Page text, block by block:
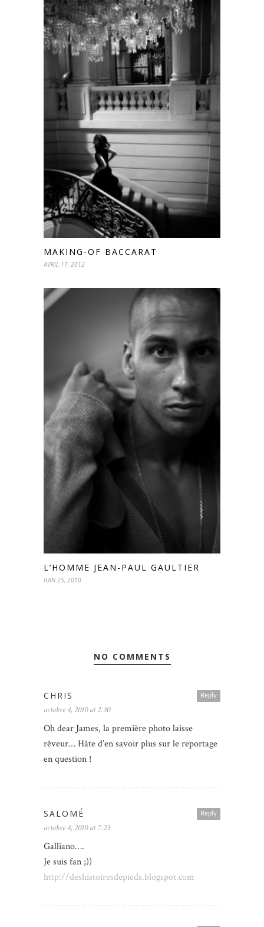
MAKING-OF BACCARAT
AVRIL 17, 2012
L’HOMME JEAN-PAUL GAULTIER
JUIN 25, 2010
NO COMMENTS
Reply
CHRIS
octobre 4, 2010 at 2:30
Oh dear James, la première photo laisse
rêveur… Hâte d’en savoir plus sur le reportage
en question !
Reply
SALOMÉ
octobre 4, 2010 at 7:23
Galliano….
Je suis fan ;))
http://deshistoiresdepieds.blogspot.com